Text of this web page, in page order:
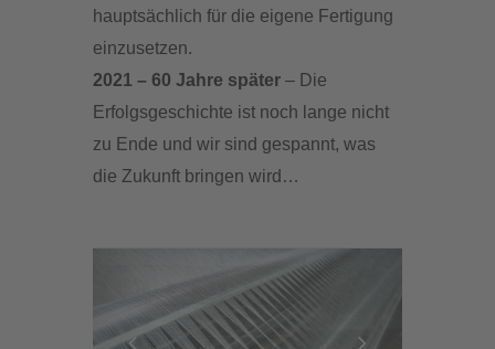
hauptsächlich für die eigene Fertigung
einzusetzen.
2021 – 60 Jahre später – Die
Erfolgsgeschichte ist noch lange nicht
zu Ende und wir sind gespannt, was
die Zukunft bringen wird…